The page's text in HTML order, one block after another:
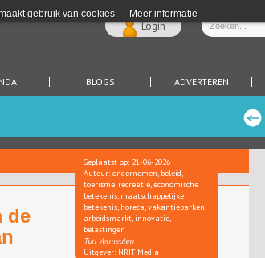
gebruik van cookies. Meer informatie
Login
BLOGS ADVERTEREN
Geplaatst op: 21-06-2026
Auteur: ondernemen, beleid,
toerisme, recreatie, economische
betekenis, maatschappelijke
betekenis, horeca, vakantieparken,
arbeidsmarkt, innovatie,
belastingen
Ton Vermeulen
Uitgever: NRIT Media
de